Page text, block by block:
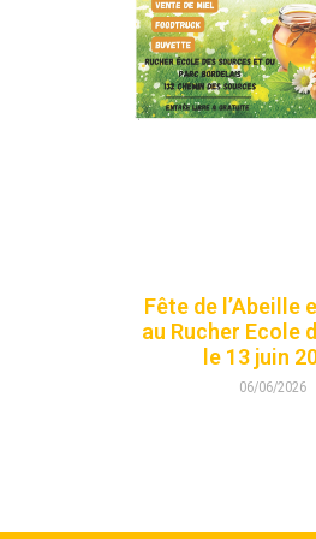
Fête de l’Abeille
au Rucher Ecole
le 13 juin
06/06/2026